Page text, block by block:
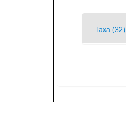
Taxa (32)